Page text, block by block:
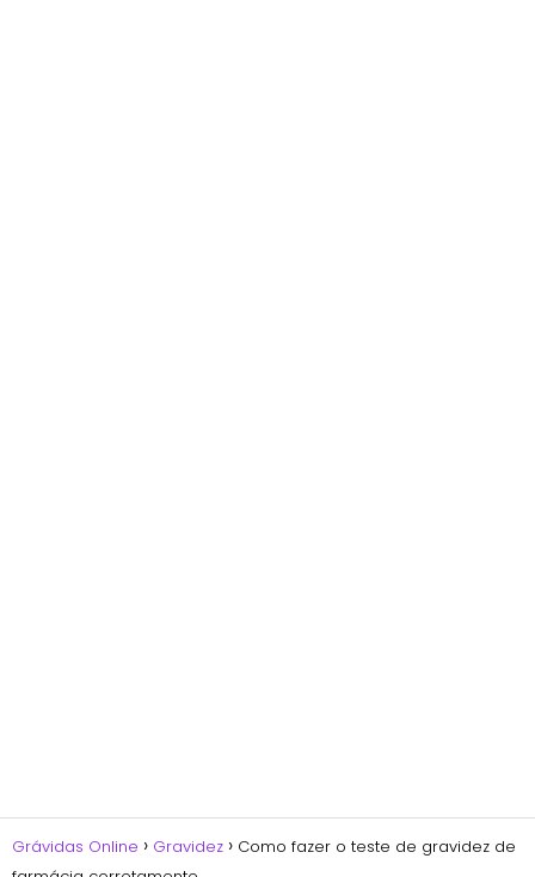
Grávidas Online Gravidez
Como fazer o teste de gravidez de